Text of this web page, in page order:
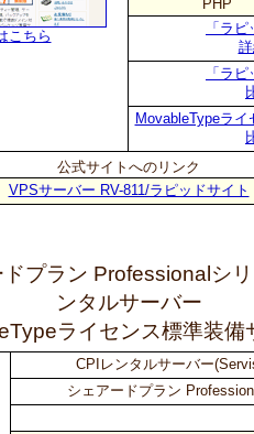
こちら
PHP
「ラ
「ラ
MovableTypeラ
公式サイトへのリンク
VPSサーバー RV-811/ラピッドサイト
プラン Professionalシ
ンタルサーバー
ライセンス標準装備
CPIレンタルサーバー
シェアードプラン